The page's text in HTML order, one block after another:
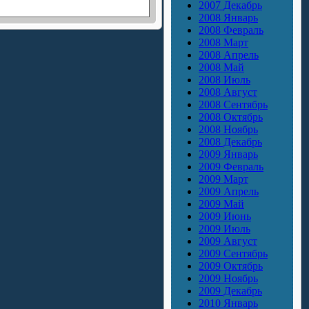
2007 Декабрь
2008 Январь
2008 Февраль
2008 Март
2008 Апрель
2008 Май
2008 Июль
2008 Август
2008 Сентябрь
2008 Октябрь
2008 Ноябрь
2008 Декабрь
2009 Январь
2009 Февраль
2009 Март
2009 Апрель
2009 Май
2009 Июнь
2009 Июль
2009 Август
2009 Сентябрь
2009 Октябрь
2009 Ноябрь
2009 Декабрь
2010 Январь